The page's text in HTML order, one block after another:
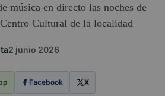
música en directo las noches de
Cultural de la localidad
2 junio 2026
Facebook X